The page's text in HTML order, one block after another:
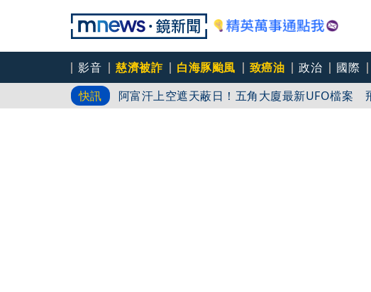
影音 慈濟被詐 白海豚颱風 致癌油 政治 國際
快訊
阿富汗上空遮天蔽日！五角大廈最新UFO檔案
8年首見！南韓首爾測得破40℃高溫 李在明：